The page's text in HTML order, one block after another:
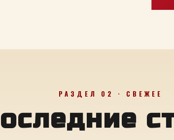
РАЗДЕЛ 02 · СВЕЖЕЕ